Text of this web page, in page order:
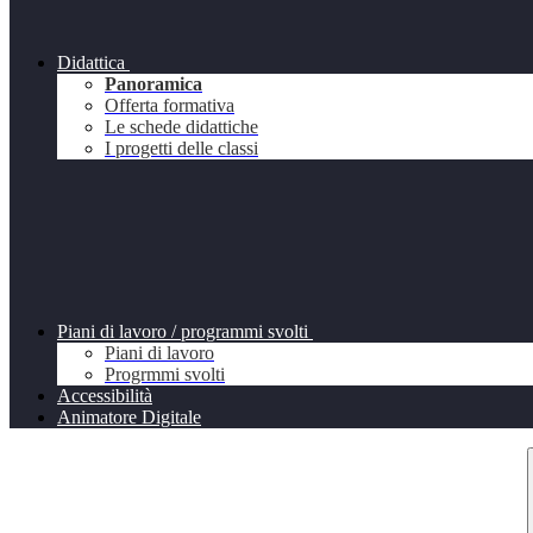
Didattica
Panoramica
Offerta formativa
Le schede didattiche
I progetti delle classi
Piani di lavoro / programmi svolti
Piani di lavoro
Progrmmi svolti
Accessibilità
Animatore Digitale